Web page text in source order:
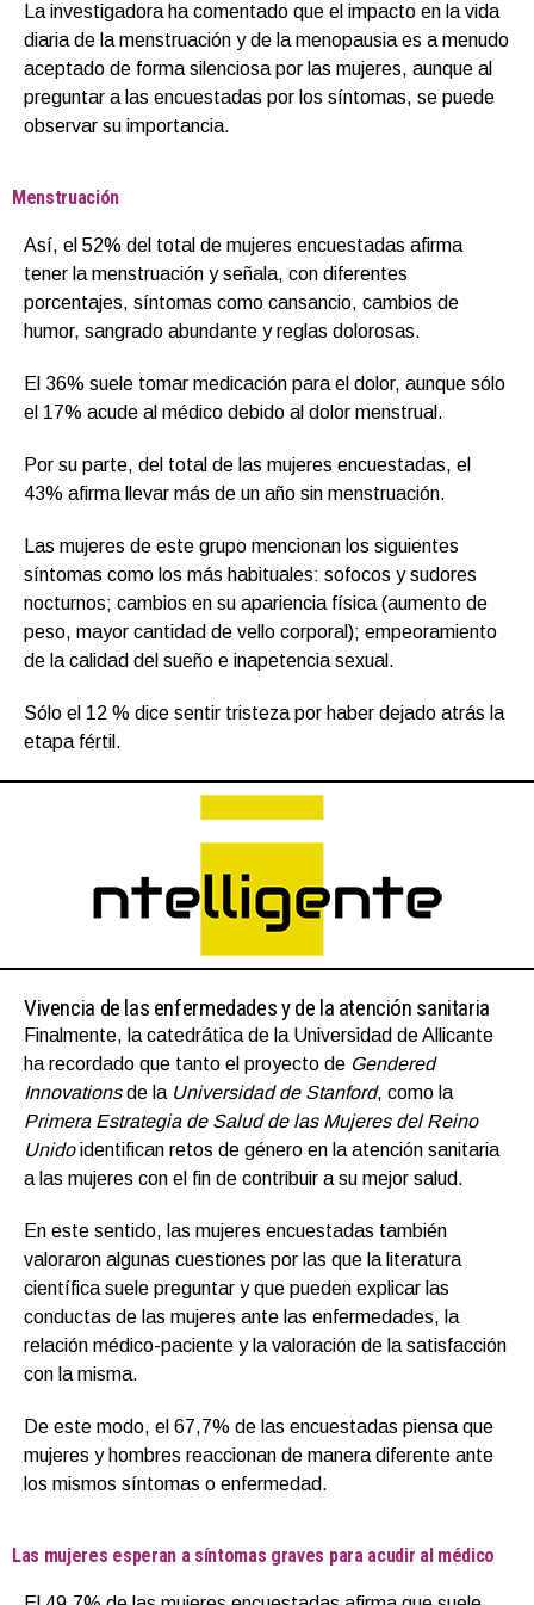
La investigadora ha comentado que el impacto en la vida
diaria de la menstruación y de la menopausia es a menudo
aceptado de forma silenciosa por las mujeres, aunque al
preguntar a las encuestadas por los síntomas, se puede
observar su importancia.
Menstruación
Así, el 52% del total de mujeres encuestadas afirma
tener la menstruación y señala, con diferentes
porcentajes, síntomas como cansancio, cambios de
humor, sangrado abundante y reglas dolorosas.
El 36% suele tomar medicación para el dolor, aunque sólo
el 17% acude al médico debido al dolor menstrual.
Por su parte, del total de las mujeres encuestadas, el
43% afirma llevar más de un año sin menstruación.
Las mujeres de este grupo mencionan los siguientes
síntomas como los más habituales: sofocos y sudores
nocturnos; cambios en su apariencia física (aumento de
peso, mayor cantidad de vello corporal); empeoramiento
de la calidad del sueño e inapetencia sexual.
Sólo el 12 % dice sentir tristeza por haber dejado atrás la
etapa fértil.
Vivencia de las enfermedades y de la atención sanitaria
Finalmente, la catedrática de la Universidad de Allicante
ha recordado que tanto el proyecto de Gendered
Innovationsde la Universidad de Stanford, como la
Primera Estrategia de Salud de las Mujeres del Reino
Unidoidentifican retos de género en la atención sanitaria
a las mujeres con el fin de contribuir a su mejor salud.
En este sentido, las mujeres encuestadas también
valoraron algunas cuestiones por las que la literatura
científica suele preguntar y que pueden explicar las
conductas de las mujeres ante las enfermedades, la
relación médico-paciente y la valoración de la satisfacción
con la misma.
De este modo, el 67,7% de las encuestadas piensa que
mujeres y hombres reaccionan de manera diferente ante
los mismos síntomas o enfermedad.
Las mujeres esperan a síntomas graves para acudir al médico